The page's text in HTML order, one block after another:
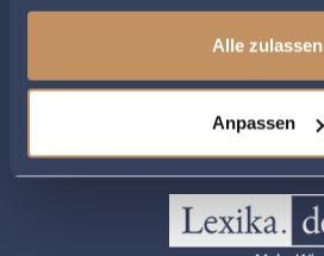
Alle zulassen
Anpassen